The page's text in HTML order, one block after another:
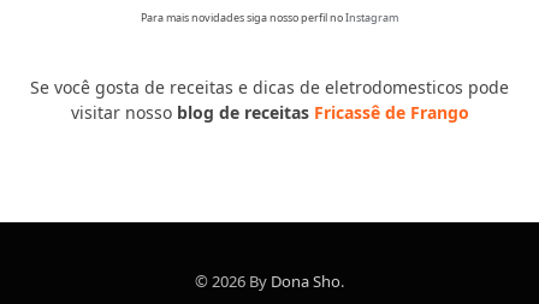
Para mais novidades siga nosso perfil noInstagram
Se você gosta de receitas e dicas de eletrodomesticos pode
visitar nosso blog de receitas Fricassê de Frango
© 2026 By Dona Sho.